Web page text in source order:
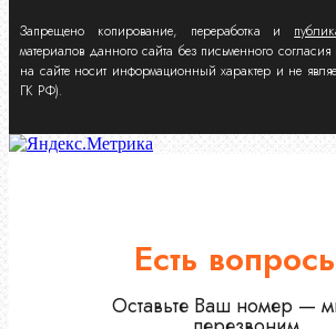
Запрещено копирование, переработка и
материалов данного сайта без письменного
на сайте носит информационный характер и не
ГК РФ).
Есть
Оставьте Ваш номер —